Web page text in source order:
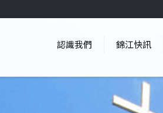
認識我們 錦江快訊